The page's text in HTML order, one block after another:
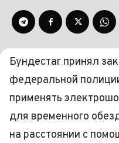
Бундестаг принял
федеральной
применять
для временного
на расстоянии с